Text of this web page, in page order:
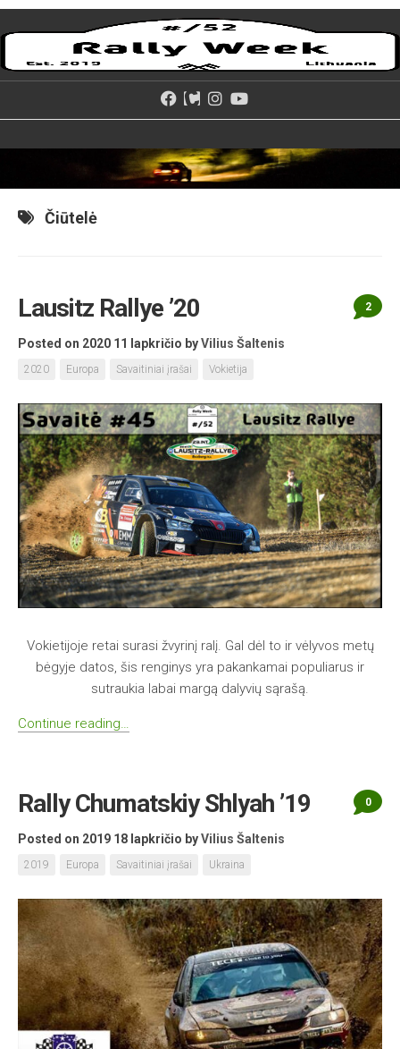
Skip
to
Čiūtelė
Lausitz Rallye ’20
Posted on 2020 11 lapkričio byVilius Šaltenis
2020 Europa Savaitiniai įrašai Vokietija
2
Vokietijoje retai surasi žvyrinį ralį. Gal dėl to ir vėlyvos metų
bėgyje datos, šis renginys yra pakankamai populiarus ir
sutraukia labai margą dalyvių sąrašą.
Continue reading…
Rally Chumatskiy Shlyah ’19
Posted on 2019 18 lapkričio byVilius Šaltenis
2019 Europa Savaitiniai įrašai Ukraina
0